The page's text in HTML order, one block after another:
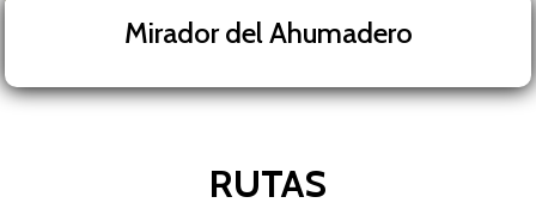
Mirador del Ahumadero
RUTAS